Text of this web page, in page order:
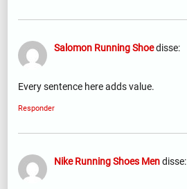
Salomon Running Shoedisse:
Every sentence here adds value.
Responder
Nike Running Shoes Mendisse: